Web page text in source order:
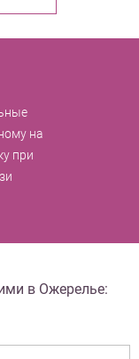
на
при
в Ожерелье: